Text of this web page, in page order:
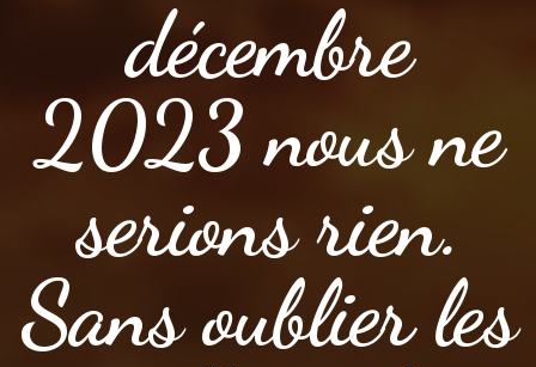
décembre
2023 nous ne
serions rien.
Sans oublier les